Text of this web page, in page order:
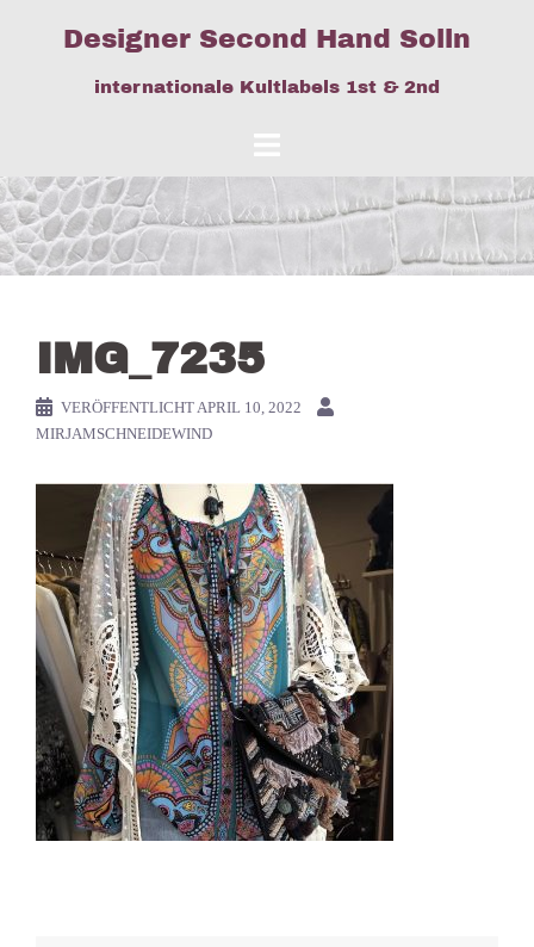
Designer Second Hand Solln
internationale Kultlabels 1st & 2nd
IMG_7235
VERÖFFENTLICHTAPRIL 10, 2022
MIRJAMSCHNEIDEWIND